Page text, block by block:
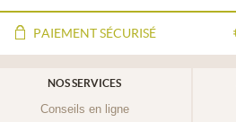
PAIEMENT SÉCURISÉ
NOS SERVICES
Conseils en ligne